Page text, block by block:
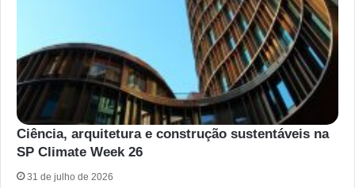
Ciência, arquitetura e construção sustentáveis na
SP Climate Week 26
31 de julho de 2026